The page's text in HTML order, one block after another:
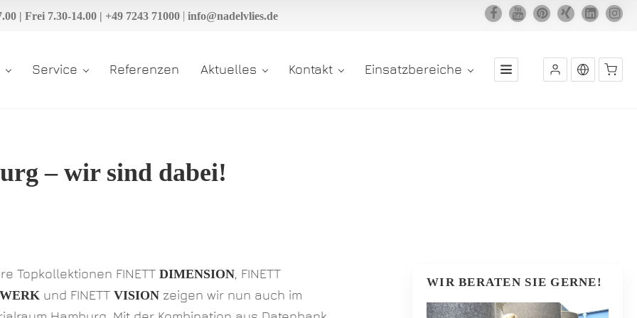
| Frei 7.30-14.00 | +49 7243 71000 | info@nadelvlies.de
DIMENSION
G.T. 2000
CAMPO S
Service Referenzen Aktuelles Kontakt Einsatzbereiche
G.T. 2000
– wir sind dabei!
Topkollektionen FINETTDIMENSION, FINETT
und FINETTVISION zeigen wir nun auch im
WIR BERATEN SIE GERNE!